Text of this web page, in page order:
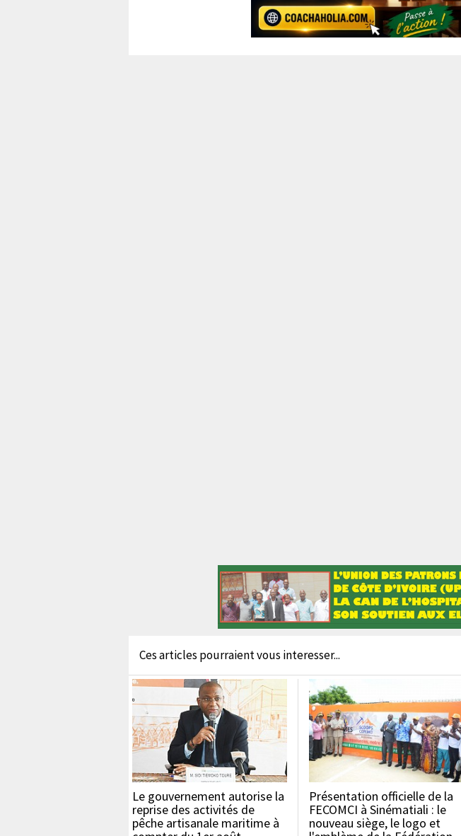
Ces articles pourraient vous interesser...
Le gouvernement autorise la
reprise des activités de
pêche artisanale maritime à
Présentation officielle de la
FECOMCI à Sinématiali : le
nouveau siège, le logo et